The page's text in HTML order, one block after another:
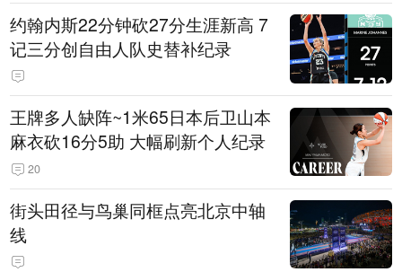
约翰内斯22分钟砍27分生涯新高 7
记三分创自由人队史替补纪录
王牌多人缺阵~1米65日本后卫山本
麻衣砍16分5助 大幅刷新个人纪录
20
街头田径与鸟巢同框点亮北京中轴
线